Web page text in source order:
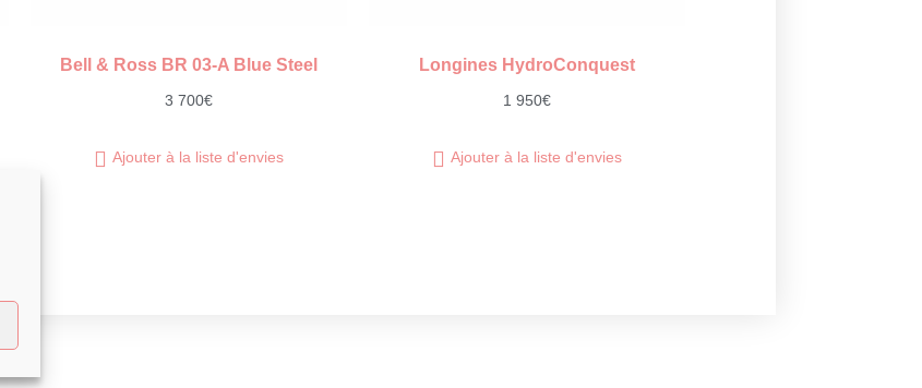
Bell & Ross BR 03-A Blue Steel
3 700€
Ajouter à la liste d'envies
Longines HydroConquest
1 950€
Ajouter à la liste d'envies